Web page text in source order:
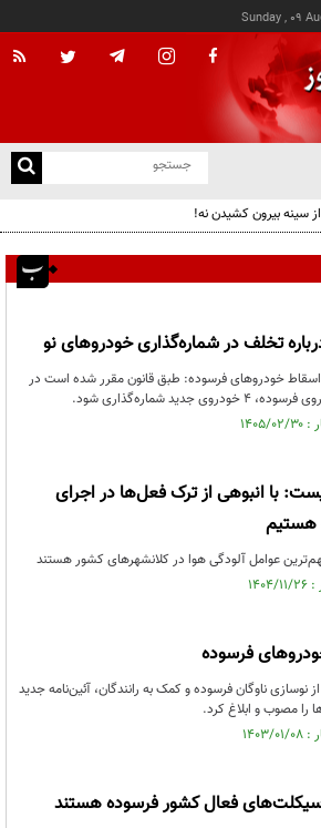
Sunday , 09
سینه بیرون کشیدن نه!
تخلف در شماره‌گذاری خودروهای نو
خودروهای فرسوده: طبق قانون مقرر شده است در
شماره‌گذاری شود.
با انبوهی از ترک فعل‌ها در اجرای
هستیم
عوامل آلودگی هوا در کلانشهرهای کشور هستند
فرسوده
ناوگان فرسوده و کمک به رانندگان، آئین‌نامه جدید
مصوب و ابلاغ کرد.